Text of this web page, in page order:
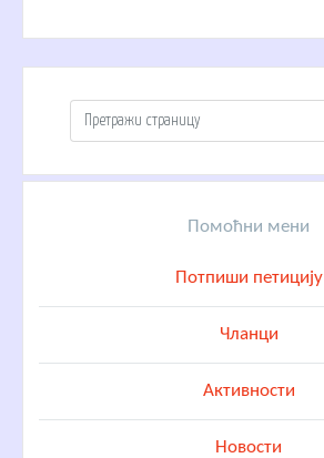
Помоћни мени
Потпиши петицију
Чланци
Активности
Новости